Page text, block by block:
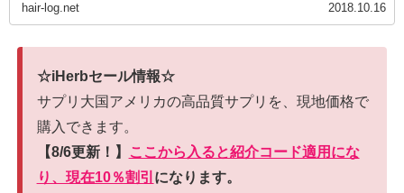
hair-log.net 2018.10.16
☆iHerbセール情報☆
サプリ大国アメリカの高品質サプリを、現地価格で
購入できます。
【8/6更新！】
ここから入ると紹介コード適用にな
り、現在10％割引 になります。